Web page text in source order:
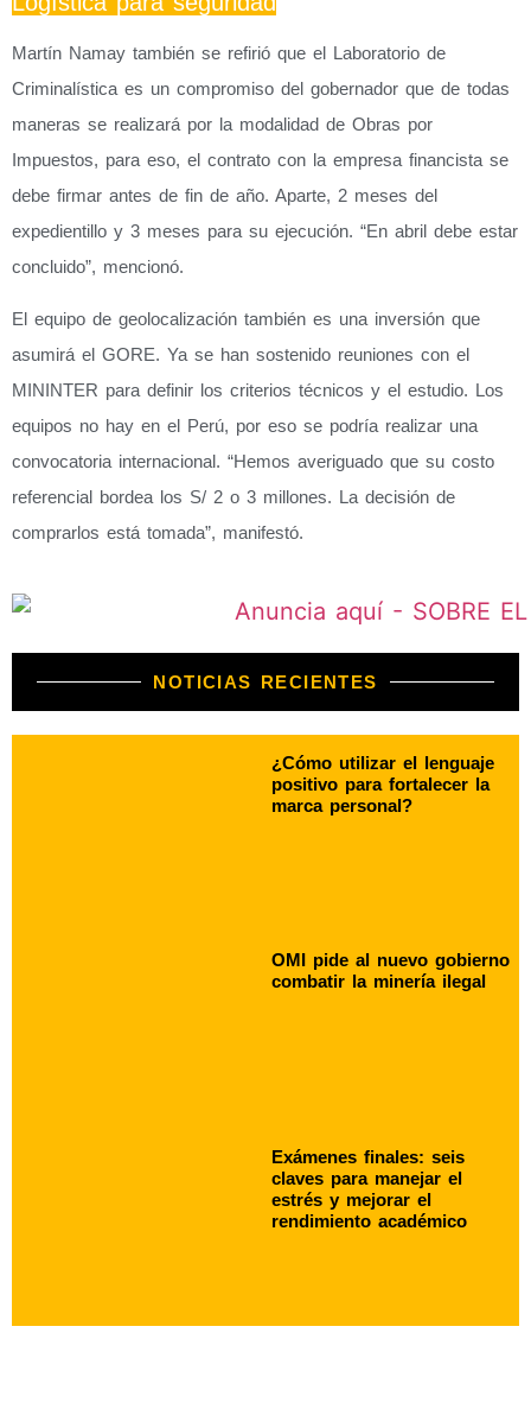
Martín Namay también se refirió que el Laboratorio de
Criminalística es un compromiso del gobernador que de todas
maneras se realizará por la modalidad de Obras por
Impuestos, para eso, el contrato con la empresa financista se
debe firmar antes de fin de año. Aparte, 2 meses del
expedientillo y 3 meses para su ejecución. “En abril debe estar
concluido”, mencionó.
El equipo de geolocalización también es una inversión que
asumirá el GORE. Ya se han sostenido reuniones con el
MININTER para definir los criterios técnicos y el estudio. Los
equipos no hay en el Perú, por eso se podría realizar una
convocatoria internacional. “Hemos averiguado que su costo
referencial bordea los S/ 2 o 3 millones. La decisión de
comprarlos está tomada”, manifestó.
NOTICIAS RECIENTES
¿Cómo utilizar el lenguaje
positivo para fortalecer la
marca personal?
OMI pide al nuevo gobierno
combatir la minería ilegal
Exámenes finales: seis
claves para manejar el
estrés y mejorar el
rendimiento académico